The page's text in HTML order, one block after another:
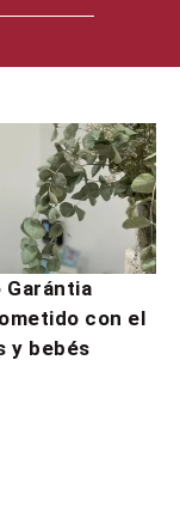
Garántia
con el
y bebés